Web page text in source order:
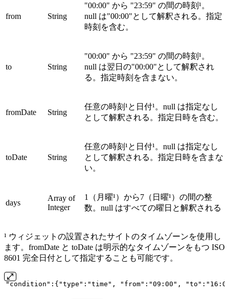
from String
"00:00" から "23:59" の間の時刻¹。
null は"00:00"として解釈される。指定
時刻を含む。
to String
"00:00" から "23:59" の間の時刻¹。
null は翌日の"00:00"として解釈され
る。指定時刻を含まない。
fromDate String
任意の時刻¹と日付¹。null は指定なし
として解釈される。指定日時を含む。
toDate String
任意の時刻¹と日付¹。null は指定なし
として解釈される。指定日時を含まな
い。
days
Array of
Integer
1（月曜¹）から7（日曜¹）の間の整
数。null はすべての曜日と解釈される
¹ ウィジェットの設置されたサイトのタイムゾーンを使用し
ます。fromDate と toDate は明示的なタイムゾーンをもつ ISO
8601 完全日付として指定することも可能です。
"condition":{"type":"time", "from":"09:00",